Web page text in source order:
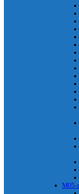
M05-